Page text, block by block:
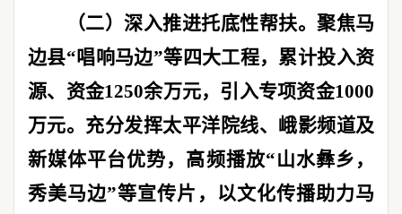
（二）深入推进托底性帮扶。聚焦马
边县“唱响马边”等四大工程，累计投入资
源、资金1250余万元，引入专项资金1000
万元。充分发挥太平洋院线、峨影频道及
新媒体平台优势，高频播放“山水彝乡，
秀美马边”等宣传片，以文化传播助力马